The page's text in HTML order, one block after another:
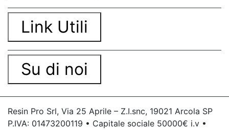
Link Utili
Su di noi
Resin Pro Srl, Via 25 Aprile – Z.I.snc, 19021 Arcola SP
P.IVA: 01473200119 • Capitale sociale 50000€ i.v •